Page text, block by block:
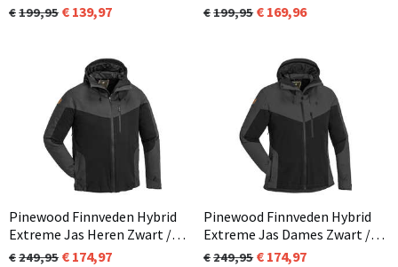
199,95 139,97 199,95 169,96
Pinewood Finnveden Hybrid
Extreme Jas Heren Zwart /
Antraciet (407)
249,95 174,97
Pinewood Finnveden Hybrid
Extreme Jas Dames Zwart /
Antraciet (407)
249,95 174,97